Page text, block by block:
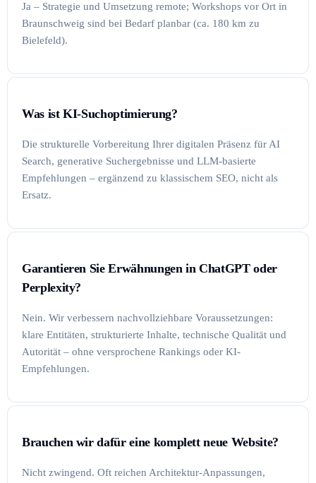
Ja – Strategie und Umsetzung remote; Workshops vor Ort in
Braunschweig sind bei Bedarf planbar (ca. 180 km zu
Bielefeld).
Was ist KI-Suchoptimierung?
Die strukturelle Vorbereitung Ihrer digitalen Präsenz für AI
Search, generative Suchergebnisse und LLM-basierte
Empfehlungen – ergänzend zu klassischem SEO, nicht als
Ersatz.
Garantieren Sie Erwähnungen in ChatGPT oder
Perplexity?
Nein. Wir verbessern nachvollziehbare Voraussetzungen:
klare Entitäten, strukturierte Inhalte, technische Qualität und
Autorität – ohne versprochene Rankings oder KI-
Empfehlungen.
Brauchen wir dafür eine komplett neue Website?
Nicht zwingend. Oft reichen Architektur-Anpassungen,